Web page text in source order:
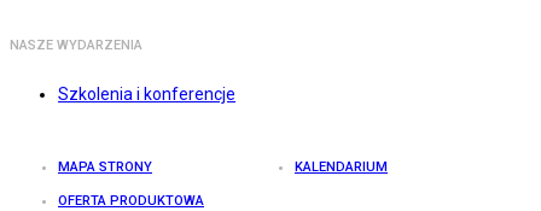
NASZE WYDARZENIA
Szkolenia i konferencje
MAPA STRONY KALENDARIUM
OFERTA PRODUKTOWA